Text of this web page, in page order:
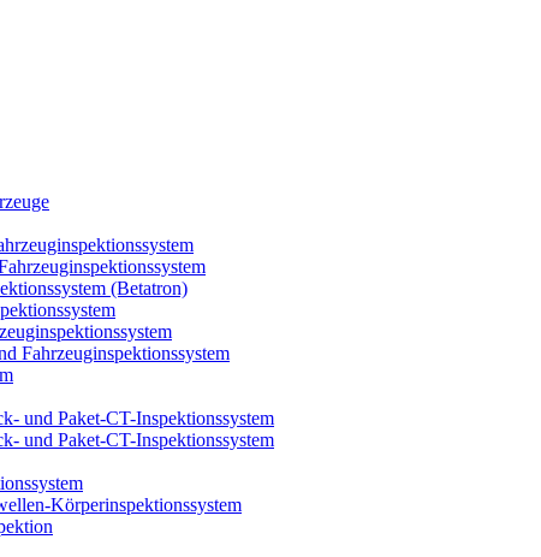
(Betatron)
Fahrzeuginspektionssystem
und Paket-CT-Inspektionssystem
und Paket-CT-Inspektionssystem
Körperinspektionssystem